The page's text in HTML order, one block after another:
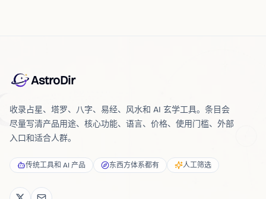
AstroDir
收录占星、塔罗、八字、易经、风水和 AI 玄学工具。条目会
尽量写清产品用途、核心功能、语言、价格、使用门槛、外部
入口和适合人群。
传统工具和 AI 产品 东西方体系都有 人工筛选